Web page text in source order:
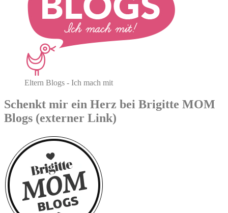
Eltern Blogs - Ich mach mit
Schenkt mir ein Herz bei Brigitte MOM
Blogs (externer Link)